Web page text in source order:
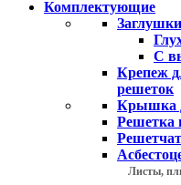
Комплектующие
С
Крепеж
решеток
Крышка
Решетка
Листы,